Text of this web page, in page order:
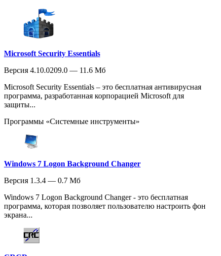
Microsoft Security Essentials
Версия 4.10.0209.0 — 11.6 Мб
Microsoft Security Essentials – это бесплатная антивирусная
программа, разработанная корпорацией Microsoft для
защиты...
Программы «Системные инструменты»
Windows 7 Logon Background Changer
Версия 1.3.4 — 0.7 Мб
Windows 7 Logon Background Changer - это бесплатная
программа, которая позволяет пользователю настроить фон
экрана...